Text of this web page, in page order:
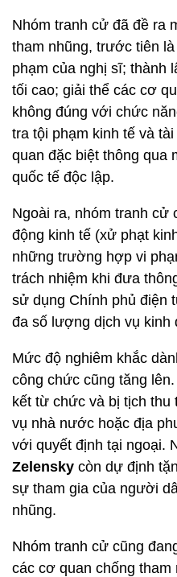
Nhóm tranh cử đã đề ra
tham nhũng, trước tiên
phạm của nghị sĩ; thành
tối cao; giải thể các cơ
không đúng với chức
tra tội phạm kinh tế và
quan đặc biệt thông qua
quốc tế độc lập.
Ngoài ra, nhóm tranh cử
động kinh tế (xử phạt
những trường hợp vi
trách nhiệm khi đưa
sử dụng Chính phủ điện
đa số lượng dịch vụ kinh
Mức độ nghiêm khắc
công chức cũng tăng
kết từ chức và bị tịch
vụ nhà nước hoặc địa
với quyết định tại ngoại.
Zelensky còn dự định
sự tham gia của người
nhũng.
Nhóm tranh cử cũng
các cơ quan chống tham